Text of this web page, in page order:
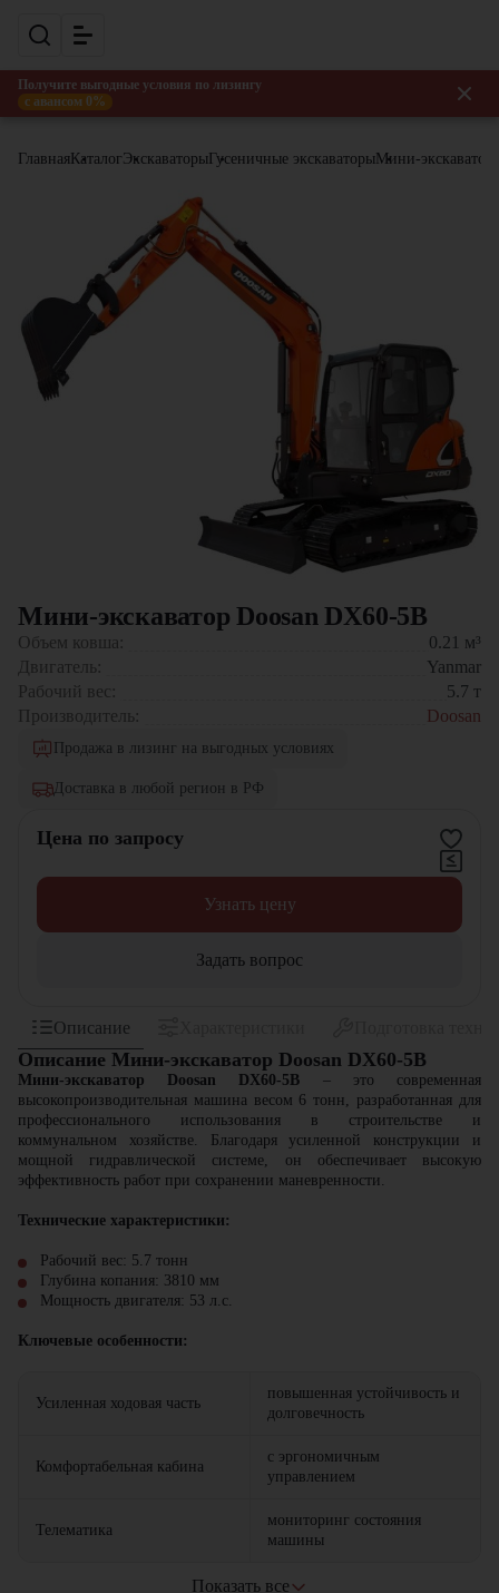
Получите выгодные условия по лизингу
с авансом 0%
Главная КаталогЭкскаваторы Гусеничные экскаваторыМини-
Мини-экскаватор Doosan DX60-5B
Объем ковша: 0.21 м³
Двигатель:
Yanmar
Рабочий вес:
5.7 т
Производитель:
Doosan
Продажа в лизинг на выгодных условиях
Доставка в любой регион в РФ
Цена по запросу
Узнать цену
Задать вопрос
Описание
Описание Мини-экскаватор Doosan DX60-5B
Мини-экскаватор Doosan DX60-5B – это современная
высокопроизводительная машина весом 6 тонн, разработанная для
профессионального использования в строительстве и
коммунальном хозяйстве. Благодаря усиленной конструкции и
мощной гидравлической системе, он обеспечивает высокую
эффективность работ при сохранении маневренности.
Технические характеристики:
Рабочий вес: 5.7 тонн
Глубина копания: 3810 мм
Мощность двигателя: 53 л.с.
Ключевые особенности:
Усиленная ходовая часть
повышенная устойчивость и
долговечность
Комфортабельная кабина
с эргономичным
управлением
Телематика
мониторинг состояния
машины
Показать все